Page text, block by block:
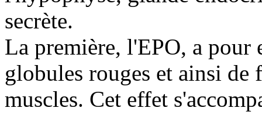
secrète.
La première, l'EPO, a
globules rouges et ainsi
muscles. Cet effet